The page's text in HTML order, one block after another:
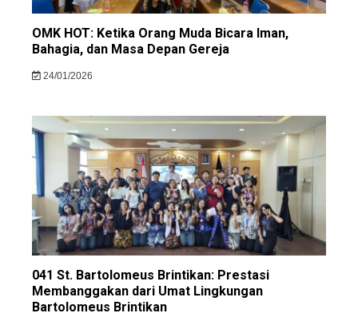
OMK HOT: Ketika Orang Muda Bicara Iman,
Bahagia, dan Masa Depan Gereja
24/01/2026
041 St. Bartolomeus Brintikan: Prestasi
Membanggakan dari Umat Lingkungan
Bartolomeus Brintikan